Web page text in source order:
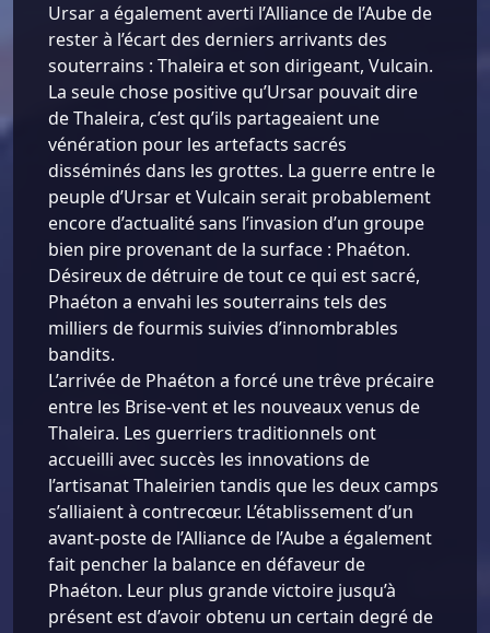
Ursar a également averti l’Alliance de l’Aube de
rester à l’écart des derniers arrivants des
souterrains : Thaleira et son dirigeant, Vulcain.
La seule chose positive qu’Ursar pouvait dire
de Thaleira, c’est qu’ils partageaient une
vénération pour les artefacts sacrés
disséminés dans les grottes. La guerre entre le
peuple d’Ursar et Vulcain serait probablement
encore d’actualité sans l’invasion d’un groupe
bien pire provenant de la surface : Phaéton.
Désireux de détruire de tout ce qui est sacré,
Phaéton a envahi les souterrains tels des
milliers de fourmis suivies d’innombrables
bandits.
L’arrivée de Phaéton a forcé une trêve précaire
entre les Brise-vent et les nouveaux venus de
Thaleira. Les guerriers traditionnels ont
accueilli avec succès les innovations de
l’artisanat Thaleirien tandis que les deux camps
s’alliaient à contrecœur. L’établissement d’un
avant-poste de l’Alliance de l’Aube a également
fait pencher la balance en défaveur de
Phaéton. Leur plus grande victoire jusqu’à
présent est d’avoir obtenu un certain degré de